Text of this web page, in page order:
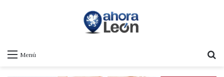
Menú